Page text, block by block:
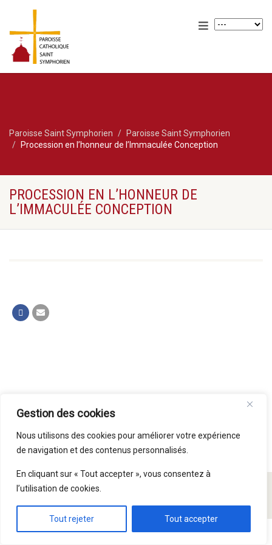
Gestion des cookies
Nous utilisons des cookies pour améliorer votre expérience
de navigation et des contenus personnalisés.
En cliquant sur « Tout accepter », vous consentez à
l’utilisation de cookies.
Tout rejeter Tout accepter
Paroisse Saint Symphorien
Paroisse Saint Symphorien
Procession en l’honneur de l’Immaculée Conception
PROCESSION EN L’HONNEUR DE
L’IMMACULÉE CONCEPTION
© Paroisse Saint Symphorien 2015 - 2026